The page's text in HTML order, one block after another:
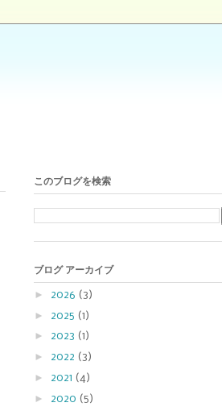
このブログを検索
ブログ アーカイブ
► 2026 (3)
► 2025 (1)
► 2023 (1)
► 2022 (3)
► 2021 (4)
► 2020 (5)